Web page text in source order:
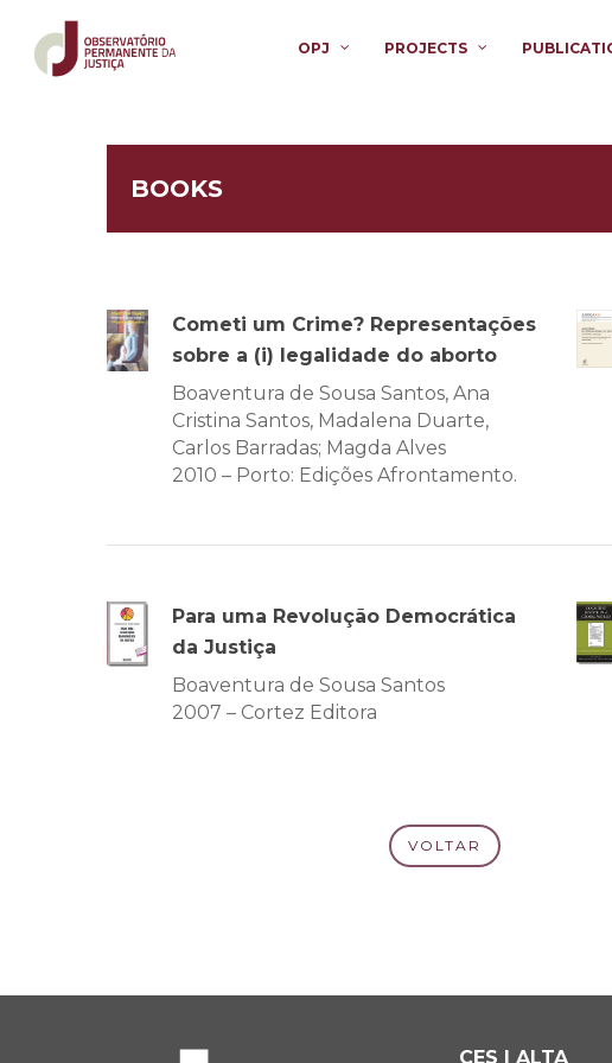
OPJ PROJECTS
BOOKS
Cometi um Crime? Representações
sobre a (i) legalidade do aborto
Boaventura de Sousa Santos, Ana
Cristina Santos, Madalena Duarte,
Carlos Barradas; Magda Alves
2010 – Porto: Edições Afrontamento.
Para uma Revolução Democrática
da Justiça
Boaventura de Sousa Santos
2007 – Cortez Editora
VOLTAR
CES | ALTA